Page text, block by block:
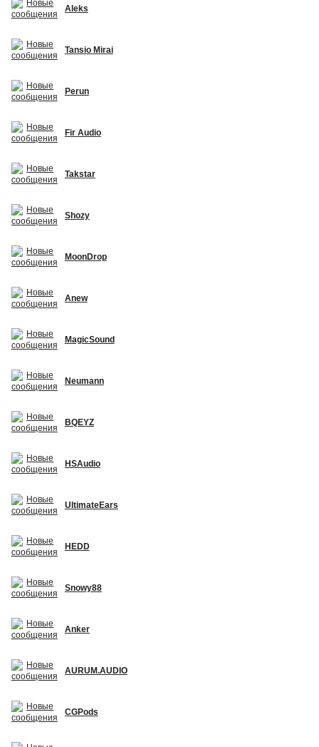
Aleks
Tansio Mirai
Perun
Fir Audio
Takstar
Shozy
MoonDrop
Anew
MagicSound
Neumann
BQEYZ
HSAudio
UltimateEars
HEDD
Snowy88
Anker
AURUM.AUDIO
CGPods